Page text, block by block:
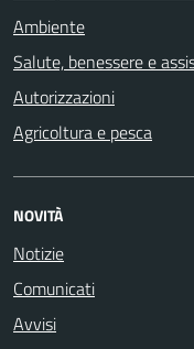
Ambiente
Salute, benessere e
Autorizzazioni
Agricoltura e pesca
NOVITÀ
Notizie
Comunicati
Avvisi